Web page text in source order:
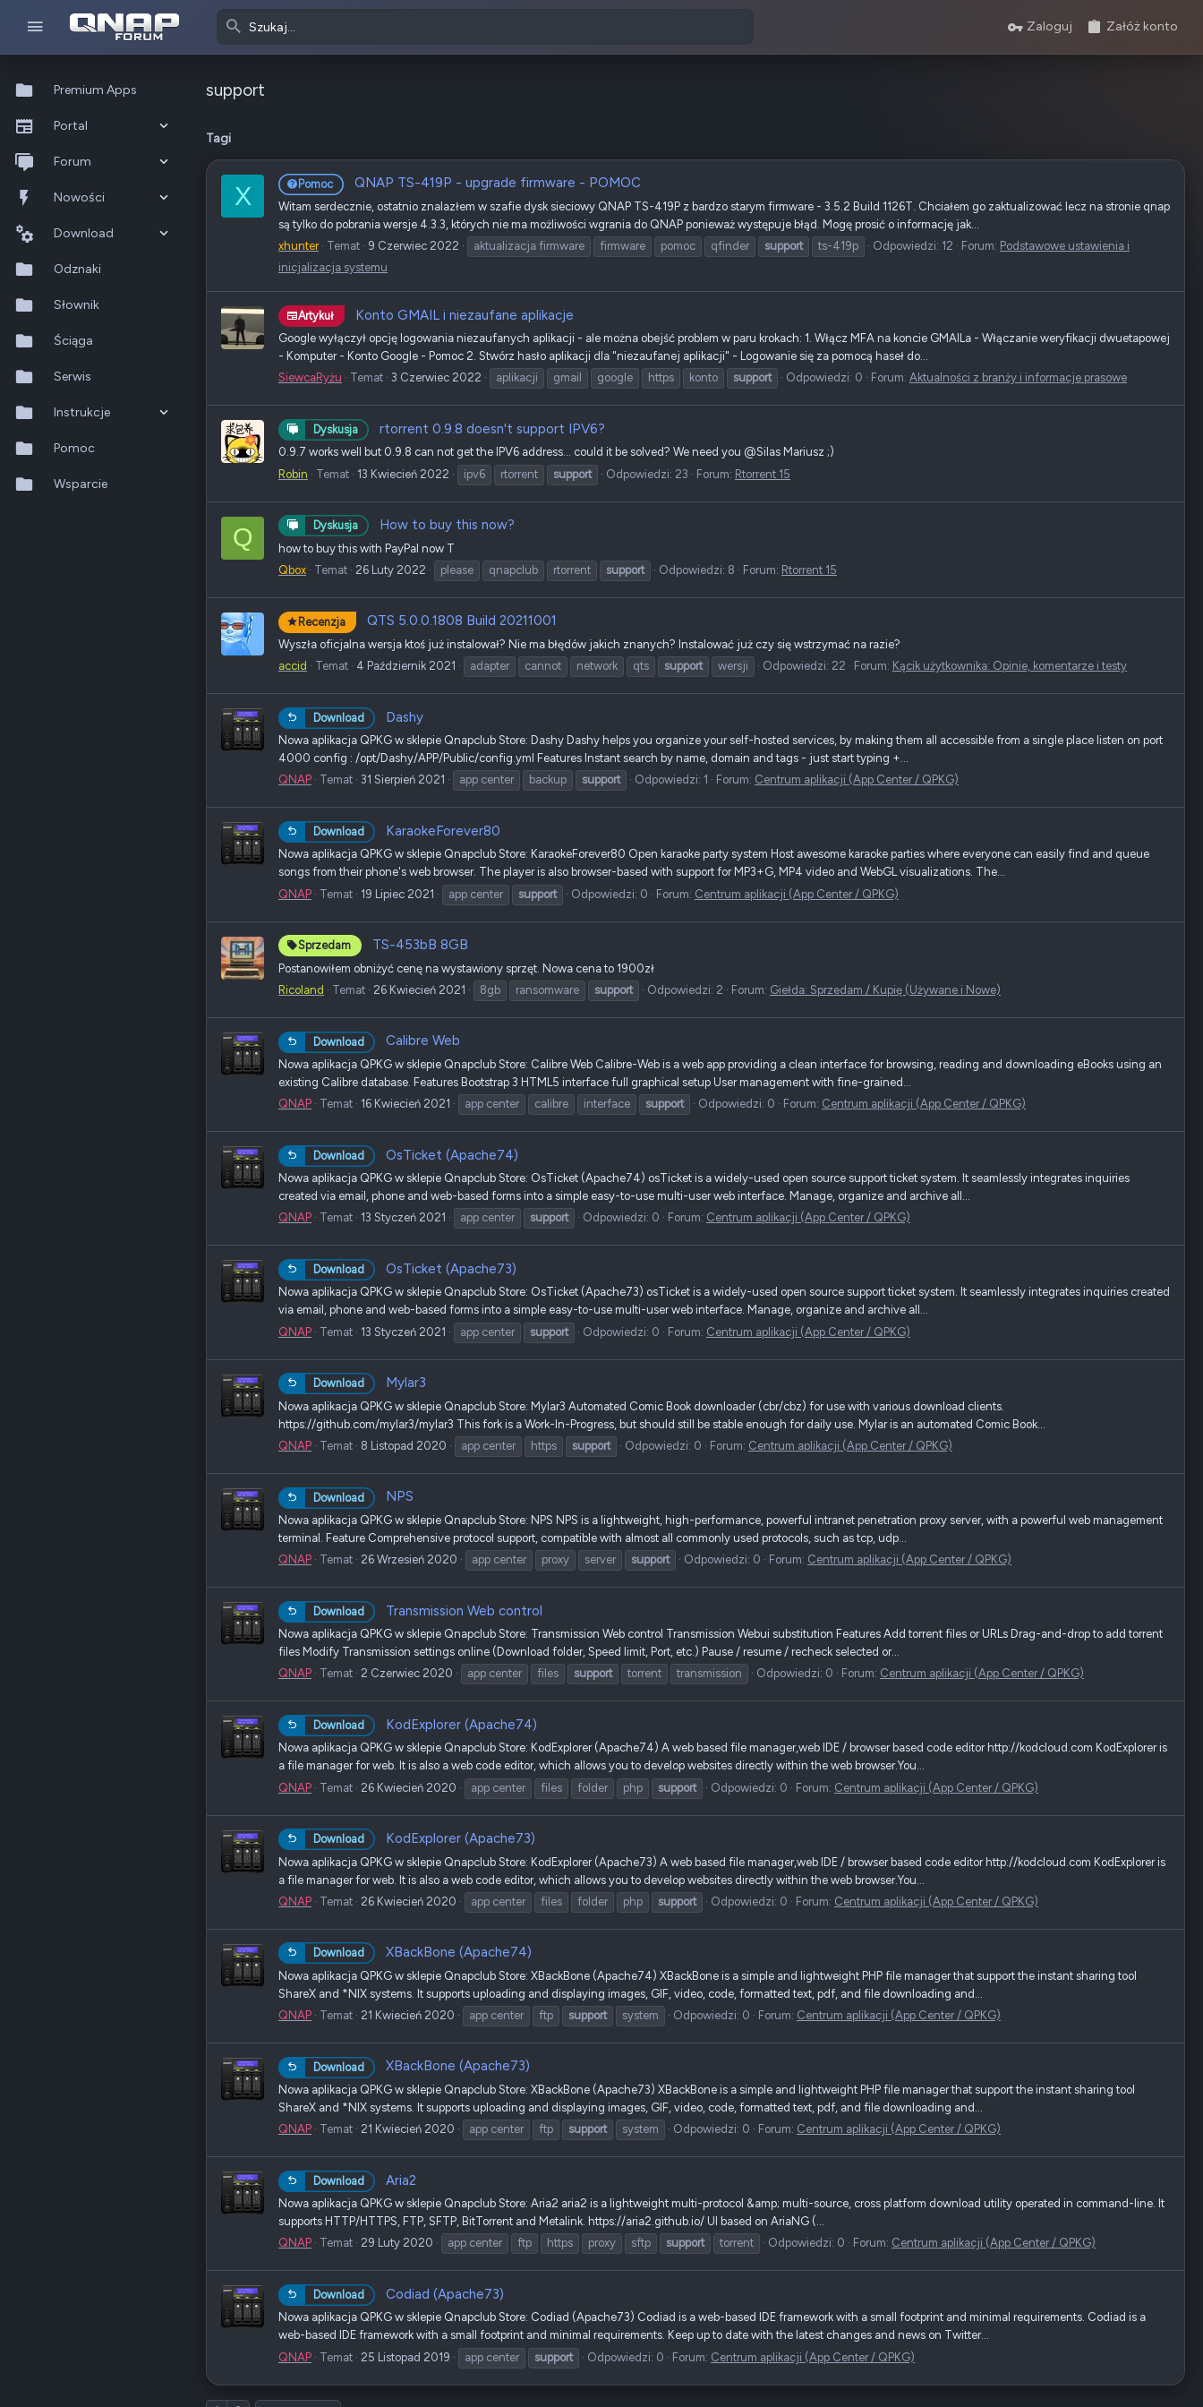
Zaloguj Załóż konto
Premium Apps
Portal
Co nowego?
Ostatnia aktywność
Forum
Nowe posty
Popularne
Szukaj na forum
Nowości
Nowe posty
Wszystkie posty
Nowe zasoby
Ostatnia aktywność
Download
Szukaj zasobów
Odznaki
Słownik
Ściąga
Serwis
Instrukcje
QTS 5.2.x
QuTS hero h6.0.x
Pomoc
Wsparcie
support
Tagi
X Pomoc QNAP TS-419P - upgrade firmware - POMOC
Witam serdecznie, ostatnio znalazłem w szafie dysk sieciowy QNAP TS-419P z bardzo starym firmware - 3.5.2 Build 1126T. Chciałem go zaktualizować lecz na stronie qnap
są tylko do pobrania wersje 4.3.3, których nie ma możliwości wgrania do QNAP ponieważ występuje błąd. Mogę prosić o informację jak...
xhunter
Temat 9 Czerwiec 2022 aktualizacja firmware firmware pomoc qfinder support ts-419p Odpowiedzi: 12 Forum: Podstawowe ustawienia i
inicjalizacja systemu
Artykuł Konto GMAIL i niezaufane aplikacje
Google wyłączył opcję logowania niezaufanych aplikacji - ale można obejść problem w paru krokach: 1. Włącz MFA na koncie GMAILa - Włączanie weryfikacji dwuetapowej
- Komputer - Konto Google - Pomoc 2. Stwórz hasło aplikacji dla "niezaufanej aplikacji" - Logowanie się za pomocą haseł do...
SiewcaRyżu
Temat 3 Czerwiec 2022 aplikacji gmail google https konto support Odpowiedzi: 0 Forum: Aktualności z branży i informacje prasowe
Dyskusja rtorrent 0.9.8 doesn't support IPV6?
0.9.7 works well but 0.9.8 can not get the IPV6 address... could it be solved? We need you @Silas Mariusz ;)
Robin
Temat 13 Kwiecień 2022 ipv6 rtorrent support Odpowiedzi: 23 Forum: Rtorrent 15
Q Dyskusja How to buy this now?
how to buy this with PayPal now T
Qbox
Temat 26 Luty 2022 please qnapclub rtorrent support Odpowiedzi: 8 Forum: Rtorrent 15
Recenzja QTS 5.0.0.1808 Build 20211001
Wyszła oficjalna wersja ktoś już instalował? Nie ma błędów jakich znanych? Instalować już czy się wstrzymać na razie?
accid
Temat 4 Październik 2021 adapter cannot network qts support wersji Odpowiedzi: 22 Forum: Kącik użytkownika: Opinie, komentarze i testy
Download Dashy
Nowa aplikacja QPKG w sklepie Qnapclub Store: Dashy Dashy helps you organize your self-hosted services, by making them all accessible from a single place listen on port
4000 config : /opt/Dashy/APP/Public/config.yml Features Instant search by name, domain and tags - just start typing +...
QNAP
Temat 31 Sierpień 2021 app center backup support Odpowiedzi: 1 Forum: Centrum aplikacji (App Center / QPKG)
Download KaraokeForever80
Nowa aplikacja QPKG w sklepie Qnapclub Store: KaraokeForever80 Open karaoke party system Host awesome karaoke parties where everyone can easily find and queue
songs from their phone's web browser. The player is also browser-based with support for MP3+G, MP4 video and WebGL visualizations. The...
QNAP
Temat 19 Lipiec 2021 app center support Odpowiedzi: 0 Forum: Centrum aplikacji (App Center / QPKG)
Sprzedam TS-453bB 8GB
Postanowiłem obniżyć cenę na wystawiony sprzęt. Nowa cena to 1900zł
Ricoland
Temat 26 Kwiecień 2021 8gb ransomware support Odpowiedzi: 2 Forum: Giełda: Sprzedam / Kupię (Używane i Nowe)
Download Calibre Web
Nowa aplikacja QPKG w sklepie Qnapclub Store: Calibre Web Calibre-Web is a web app providing a clean interface for browsing, reading and downloading eBooks using an
existing Calibre database. Features Bootstrap 3 HTML5 interface full graphical setup User management with fine-grained...
QNAP
Temat 16 Kwiecień 2021 app center calibre interface support Odpowiedzi: 0 Forum: Centrum aplikacji (App Center / QPKG)
Download OsTicket (Apache74)
Nowa aplikacja QPKG w sklepie Qnapclub Store: OsTicket (Apache74) osTicket is a widely-used open source support ticket system. It seamlessly integrates inquiries
created via email, phone and web-based forms into a simple easy-to-use multi-user web interface. Manage, organize and archive all...
QNAP
Temat 13 Styczeń 2021 app center support Odpowiedzi: 0 Forum: Centrum aplikacji (App Center / QPKG)
Download OsTicket (Apache73)
Nowa aplikacja QPKG w sklepie Qnapclub Store: OsTicket (Apache73) osTicket is a widely-used open source support ticket system. It seamlessly integrates inquiries created
via email, phone and web-based forms into a simple easy-to-use multi-user web interface. Manage, organize and archive all...
QNAP
Temat 13 Styczeń 2021 app center support Odpowiedzi: 0 Forum: Centrum aplikacji (App Center / QPKG)
Download Mylar3
Nowa aplikacja QPKG w sklepie Qnapclub Store: Mylar3 Automated Comic Book downloader (cbr/cbz) for use with various download clients.
https://github.com/mylar3/mylar3 This fork is a Work-In-Progress, but should still be stable enough for daily use. Mylar is an automated Comic Book...
QNAP
Temat 8 Listopad 2020 app center https support Odpowiedzi: 0 Forum: Centrum aplikacji (App Center / QPKG)
Download NPS
Nowa aplikacja QPKG w sklepie Qnapclub Store: NPS NPS is a lightweight, high-performance, powerful intranet penetration proxy server, with a powerful web management
terminal. Feature Comprehensive protocol support, compatible with almost all commonly used protocols, such as tcp, udp...
QNAP
Temat 26 Wrzesień 2020 app center proxy server support Odpowiedzi: 0 Forum: Centrum aplikacji (App Center / QPKG)
Download Transmission Web control
Nowa aplikacja QPKG w sklepie Qnapclub Store: Transmission Web control Transmission Webui substitution Features Add torrent files or URLs Drag-and-drop to add torrent
files Modify Transmission settings online (Download folder, Speed limit, Port, etc.) Pause / resume / recheck selected or...
QNAP
Temat 2 Czerwiec 2020 app center files support torrent transmission Odpowiedzi: 0 Forum: Centrum aplikacji (App Center / QPKG)
Download KodExplorer (Apache74)
Nowa aplikacja QPKG w sklepie Qnapclub Store: KodExplorer (Apache74) A web based file manager,web IDE / browser based code editor http://kodcloud.com KodExplorer is
a file manager for web. It is also a web code editor, which allows you to develop websites directly within the web browser.You...
QNAP
Temat 26 Kwiecień 2020 app center files folder php support Odpowiedzi: 0 Forum: Centrum aplikacji (App Center / QPKG)
Download KodExplorer (Apache73)
Nowa aplikacja QPKG w sklepie Qnapclub Store: KodExplorer (Apache73) A web based file manager,web IDE / browser based code editor http://kodcloud.com KodExplorer is
a file manager for web. It is also a web code editor, which allows you to develop websites directly within the web browser.You...
QNAP
Temat 26 Kwiecień 2020 app center files folder php support Odpowiedzi: 0 Forum: Centrum aplikacji (App Center / QPKG)
Download XBackBone (Apache74)
Nowa aplikacja QPKG w sklepie Qnapclub Store: XBackBone (Apache74) XBackBone is a simple and lightweight PHP file manager that support the instant sharing tool
ShareX and *NIX systems. It supports uploading and displaying images, GIF, video, code, formatted text, pdf, and file downloading and...
QNAP
Temat 21 Kwiecień 2020 app center ftp support system Odpowiedzi: 0 Forum: Centrum aplikacji (App Center / QPKG)
Download XBackBone (Apache73)
Nowa aplikacja QPKG w sklepie Qnapclub Store: XBackBone (Apache73) XBackBone is a simple and lightweight PHP file manager that support the instant sharing tool
ShareX and *NIX systems. It supports uploading and displaying images, GIF, video, code, formatted text, pdf, and file downloading and...
QNAP
Temat 21 Kwiecień 2020 app center ftp support system Odpowiedzi: 0 Forum: Centrum aplikacji (App Center / QPKG)
Download Aria2
Nowa aplikacja QPKG w sklepie Qnapclub Store: Aria2 aria2 is a lightweight multi-protocol &amp; multi-source, cross platform download utility operated in command-line. It
supports HTTP/HTTPS, FTP, SFTP, BitTorrent and Metalink. https://aria2.github.io/ UI based on AriaNG (...
QNAP
Temat 29 Luty 2020 app center ftp https proxy sftp support torrent Odpowiedzi: 0 Forum: Centrum aplikacji (App Center / QPKG)
Download Codiad (Apache73)
Nowa aplikacja QPKG w sklepie Qnapclub Store: Codiad (Apache73) Codiad is a web-based IDE framework with a small footprint and minimal requirements. Codiad is a
web-based IDE framework with a small footprint and minimal requirements. Keep up to date with the latest changes and news on Twitter...
QNAP
Temat 25 Listopad 2019 app center support Odpowiedzi: 0 Forum: Centrum aplikacji (App Center / QPKG)